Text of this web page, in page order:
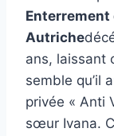
Enterrement
Autriche
ans, laissant
semble qu’il
privée « Anti
sœur Ivana.